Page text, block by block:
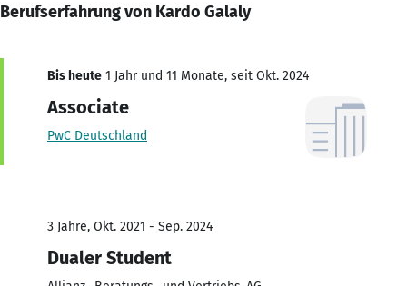
Berufserfahrung von Kardo Galaly
Bis heute 1 Jahr und 11 Monate, seit Okt. 2024
Associate
PwC Deutschland
3 Jahre, Okt. 2021 - Sep. 2024
Dualer Student